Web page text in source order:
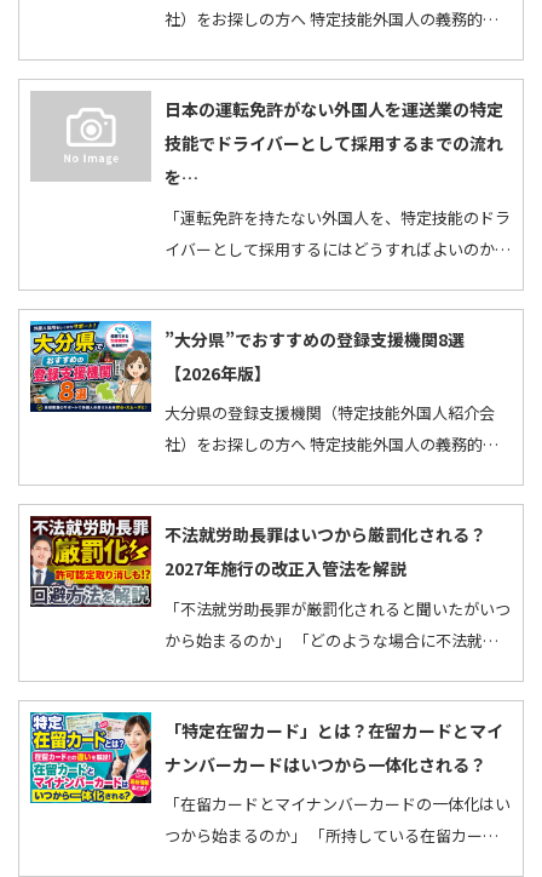
社）をお探しの方へ 特定技能外国人の義務的支
関」は全国で…
日本の運転免許がない外国人を運送業の特定
技能でドライバーとして採用するまでの流れ
を…
「運転免許を持たない外国人を、特定技能のドラ
イバーとして採用するにはどうすればよいのか」
日本の…
”大分県”でおすすめの登録支援機関8選
【2026年版】
大分県の登録支援機関（特定技能外国人紹介会
社）をお探しの方へ 特定技能外国人の義務的支
関」は全国で…
不法就労助長罪はいつから厳罰化される？
2027年施行の改正入管法を解説
「不法就労助長罪が厳罰化されると聞いたがいつ
から始まるのか」 「どのような場合に不法就労
りません…
「特定在留カード」とは？在留カードとマイ
ナンバーカードはいつから一体化される？
「在留カードとマイナンバーカードの一体化はい
つから始まるのか」 「所持している在留カード